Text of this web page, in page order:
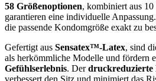
58 Größenoptionen, kombiniert aus
garantieren eine individuelle
die passende Kondomgröße exakt zu
Gefertigt aus Sensatex™-Latex, sind
als herkömmliche Modelle und fördern
Gefühlserlebnis. Der
verbessert den Sitz und minimiert das